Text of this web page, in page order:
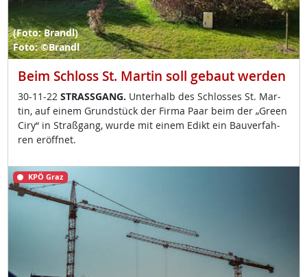
(Foto: Brandl)
Foto: ©Brandl
Beim Schloss St. Martin soll gebaut werden
30-11-22 STRASS­GANG. Un­ter­halb des Sch­los­ses St. Mar­
tin, auf ei­nem Grund­stück der Fir­ma Paar beim der „Gre­en
Ciry“ in Straß­gang, wur­de mit ei­nem Edikt ein Bau­ver­fah­
ren er­öff­net.
KPÖ Graz